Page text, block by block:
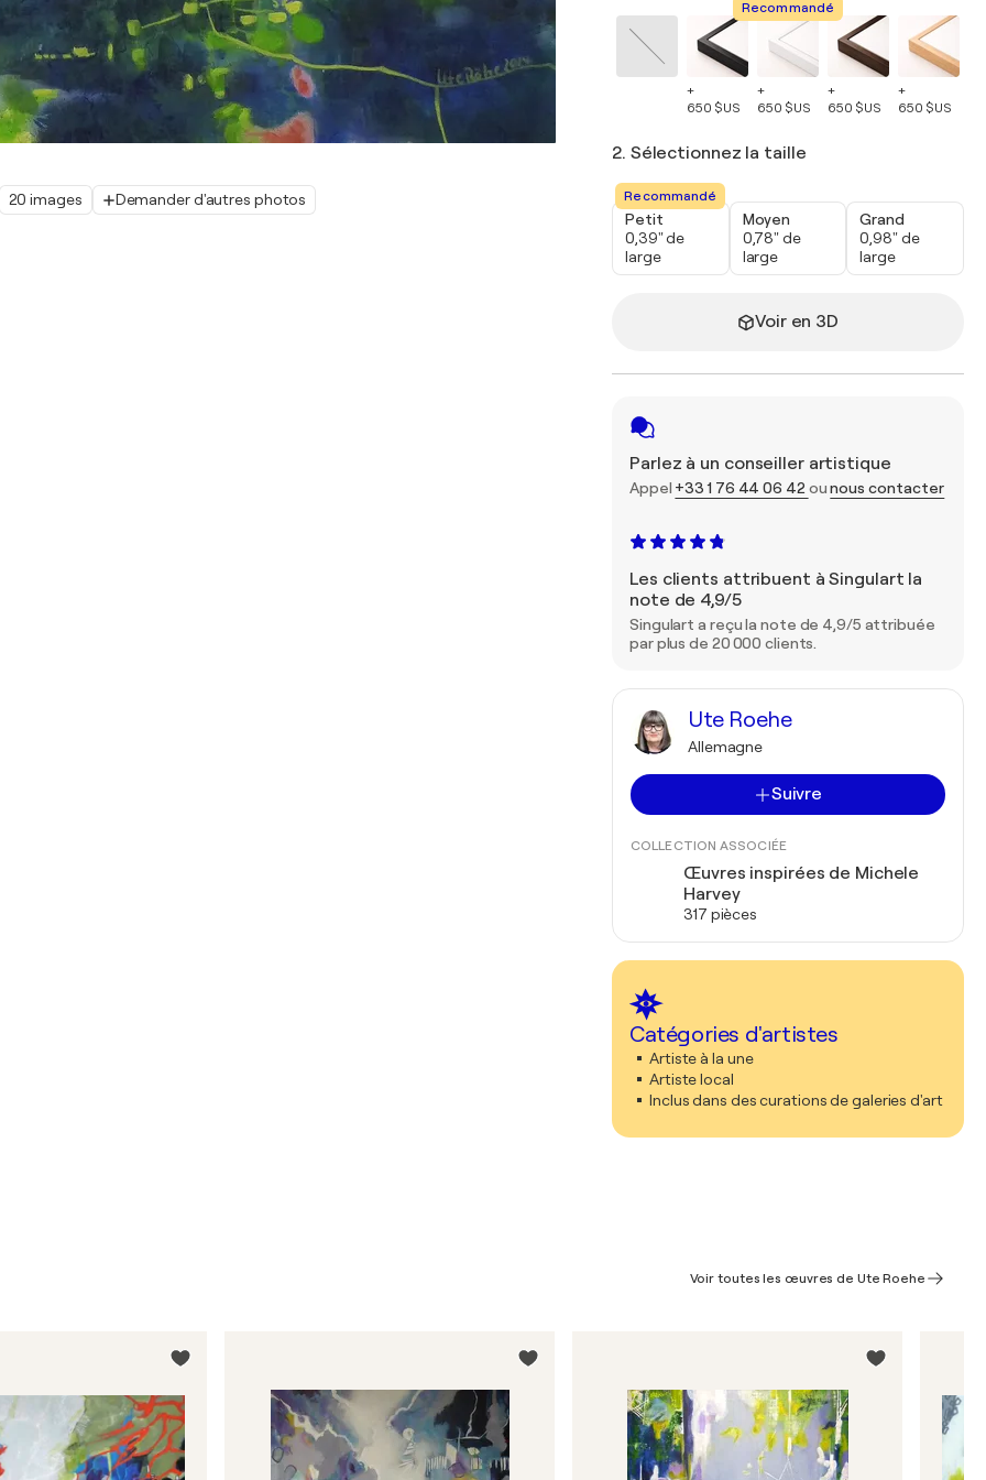
20 images Demander d'autres photos
+
650 $US
Recommandé
+
650 $US
+
650 $US
+
650 $US
2. Sélectionnez la taille
Recommandé
Petit
0,39" de
large
Moyen
0,78" de
large
Grand
0,98" de
large
Voir en 3D
Parlez à un conseiller artistique
Appel +33 1 76 44 06 42 ounous contacter
Les clients attribuent à Singulart la
note de 4,9/5
Singulart a reçu la note de 4,9/5 attribuée
par plus de 20 000 clients.
Ute Roehe
Allemagne
Suivre
COLLECTION ASSOCIÉE
Œuvres inspirées de Michele
Harvey
317 pièces
Catégories d'artistes
Artiste à la une
Artiste local
Inclus dans des curations de galeries d'art
Voir toutes les œuvres de Ute Roehe